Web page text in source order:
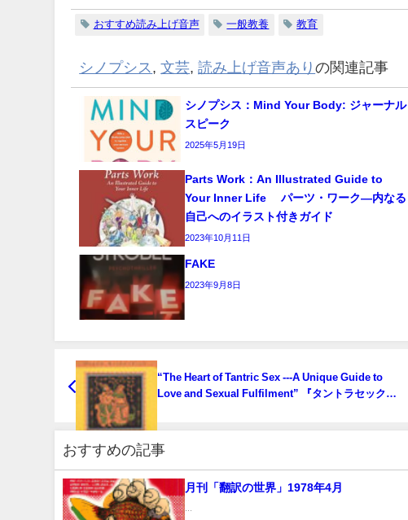
おすすめ読み上げ音声 一般教養 教育
シノプシス ,文芸,読み上げ音声ありの関連記事
シノプシス：Mind Your Body: ジャーナル
スピーク
2025年5月19日
Parts Work：An Illustrated Guide to
Your Inner Life パーツ・ワーク―内なる
自己へのイラスト付きガイド
2023年10月11日
FAKE
2023年9月8日
“The Heart of Tantric Sex ---A Unique Guide to
Love and Sexual Fulfilment” 『タントラセックス
おすすめの記事
月刊「翻訳の世界」1978年4月